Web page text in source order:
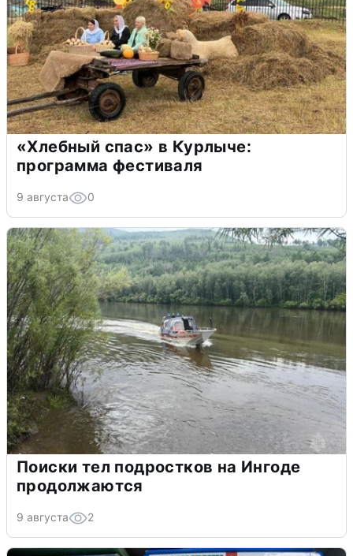
«Хлебный спас» в Курлыче:
программа фестиваля
9 августа 0
Поиски тел подростков на Ингоде
продолжаются
9 августа 2